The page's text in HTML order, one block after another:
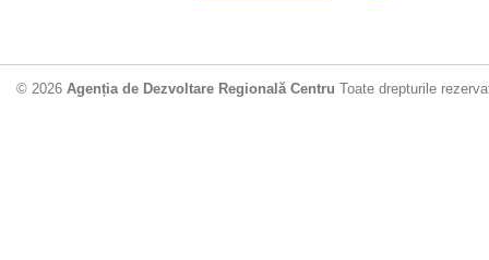
© 2026 Agenția de Dezvoltare Regională Centru Toate drepturile